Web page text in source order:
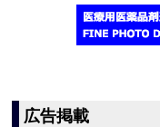
広告掲載